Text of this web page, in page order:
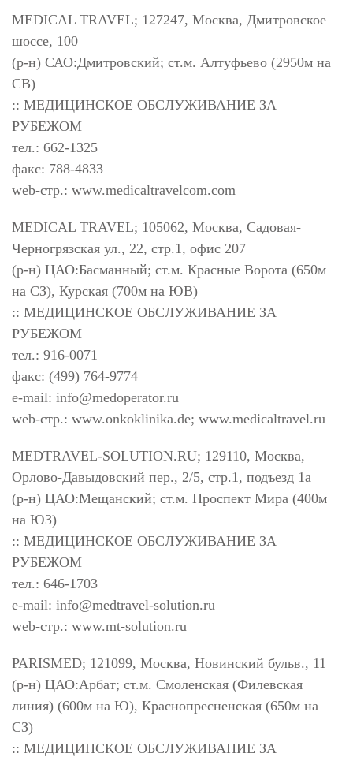
MEDICAL TRAVEL; 127247, Москва, Дмитровское
шоссе, 100
(р-н) САО:Дмитровский; ст.м. Алтуфьево (2950м на
СВ)
:: МЕДИЦИНСКОЕ ОБСЛУЖИВАНИЕ ЗА
РУБЕЖОМ
тел.: 662-1325
факс: 788-4833
web-стр.: www.medicaltravelcom.com
MEDICAL TRAVEL; 105062, Москва, Садовая-
Черногрязская ул., 22, стр.1, офис 207
(р-н) ЦАО:Басманный; ст.м. Красные Ворота (650м
на СЗ), Курская (700м на ЮВ)
:: МЕДИЦИНСКОЕ ОБСЛУЖИВАНИЕ ЗА
РУБЕЖОМ
тел.: 916-0071
факс: (499) 764-9774
e-mail: info@medoperator.ru
web-стр.: www.onkoklinika.de; www.medicaltravel.ru
MEDTRAVEL-SOLUTION.RU; 129110, Москва,
Орлово-Давыдовский пер., 2/5, стр.1, подъезд 1а
(р-н) ЦАО:Мещанский; ст.м. Проспект Мира (400м
на ЮЗ)
:: МЕДИЦИНСКОЕ ОБСЛУЖИВАНИЕ ЗА
РУБЕЖОМ
тел.: 646-1703
e-mail: info@medtravel-solution.ru
web-стр.: www.mt-solution.ru
PARISMED; 121099, Москва, Новинский бульв., 11
(р-н) ЦАО:Арбат; ст.м. Смоленская (Филевская
линия) (600м на Ю), Краснопресненская (650м на
СЗ)
:: МЕДИЦИНСКОЕ ОБСЛУЖИВАНИЕ ЗА